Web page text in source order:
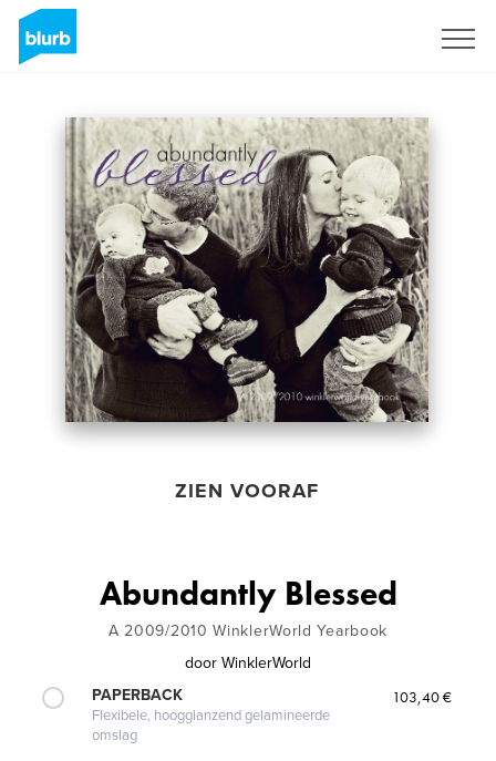
ZIEN VOORAF
Abundantly Blessed
A 2009/2010 WinklerWorld Yearbook
door WinklerWorld
PAPERBACK
Flexibele, hoogglanzend gelamineerde
omslag
103,40 €